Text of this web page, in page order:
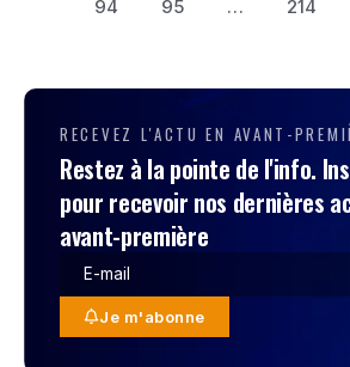
94
95 … 214
RECEVEZ L'ACTU EN AVANT-
Restez à la pointe de l'info.
pour recevoir nos dernières
avant-première
Je m'abonne